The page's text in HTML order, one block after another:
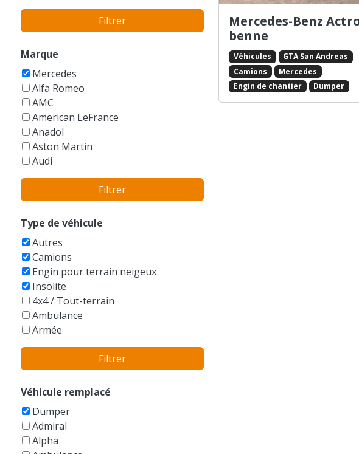
Filtrer
Marque
Mercedes
Alfa Romeo
AMC
American LeFrance
Anadol
Aston Martin
Audi
Austin
Autres/Sans marque
Bentley
BMW
Boeing
Bucegi
Buell
Bugatti
Buick
Cadillac
Caterham
Caterpillar
Chevrolet
Chrysler
Citroen
Dacia
Filtrer
Type de véhicule
Autres
Camions
Engin pour terrain neigeux
Insolite
4x4 / Tout-terrain
Ambulance
Armée
Auto-tamponneuse
Balayeuse
Bateaux
Bicyclettes
Break
Buggy
Filtrer
Véhicule remplacé
Dumper
Admiral
Alpha
Mercedes-Benz
benne
Véhicules
GTA San Andreas
Camions
Mercedes
Engin de chantier
Dumper